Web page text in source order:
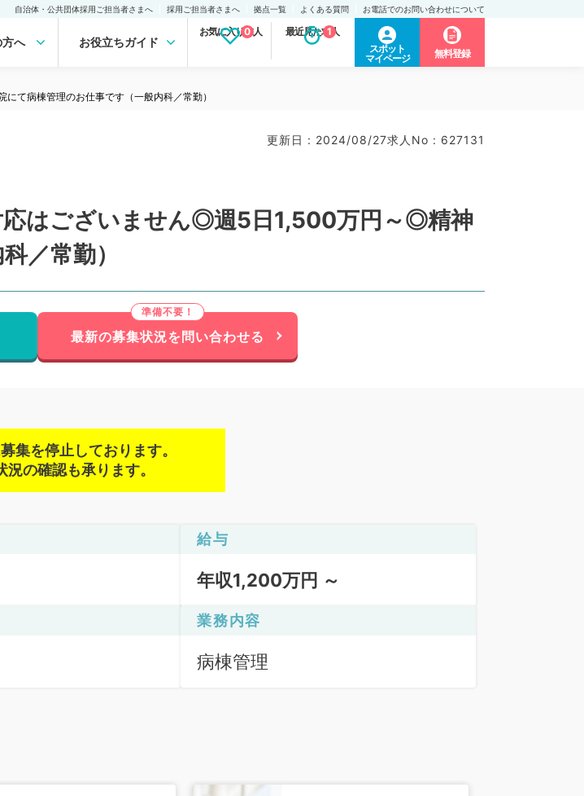
自治体・公共団体採用ご担当者さまへ 採用ご担当者さまへ 拠点一覧 よくある質問 お電話でのお問い合わせについて
方へ お役立ちガイド
お気に入り求人
0 最近見た求人
1
スポット
マイページ
無料登録
て病棟管理のお仕事です（一般内科／常勤）
更新日 : 2024/08/27求人No : 627131
応はございません◎週5日1,500万円～◎精神
／常勤）
最新の募集状況を問い合わせる
集を停止しております。
況の確認も承ります。
給与
年収1,200万円 ～
業務内容
病棟管理